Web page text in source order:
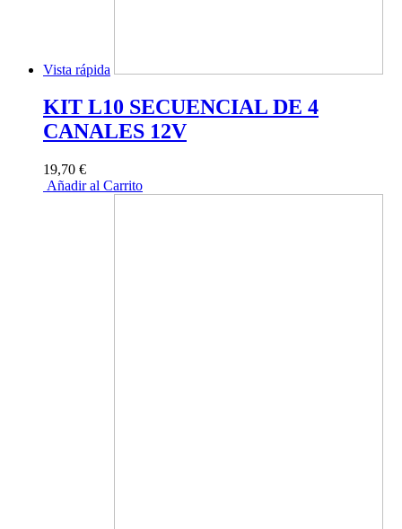
Vista rápida
KIT L10 SECUENCIAL DE 4
CANALES 12V
19,70 €
Añadir al Carrito